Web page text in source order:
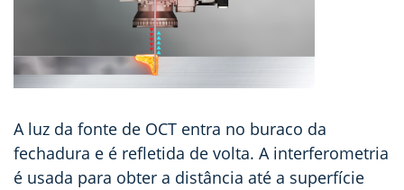
A luz da fonte de OCT entra no buraco da
fechadura e é refletida de volta. A interferometria
é usada para obter a distância até a superfície